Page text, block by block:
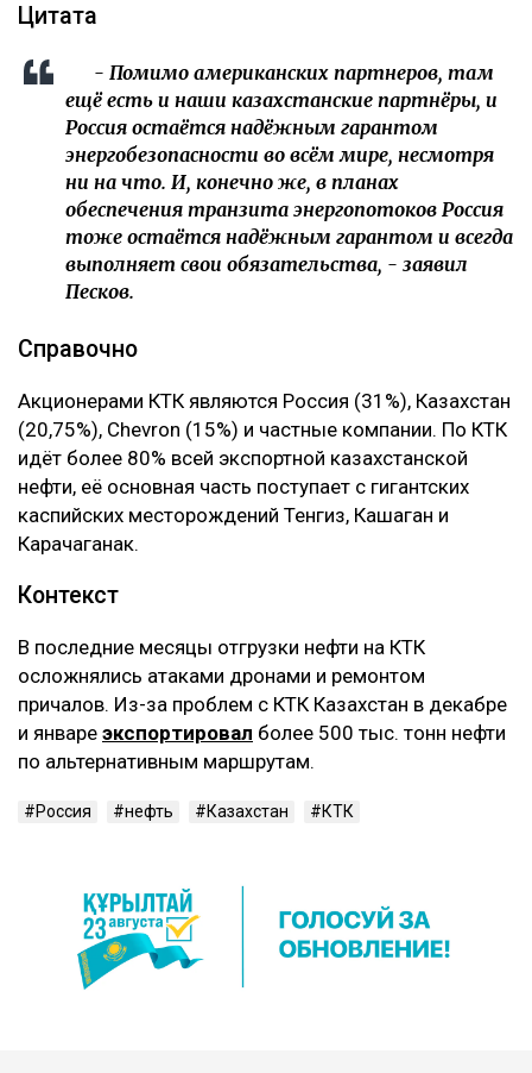
‎Цитата
‎- Помимо американских партнеров, там
ещё есть и наши казахстанские партнёры, и
Россия остаётся надёжным гарантом
энергобезопасности во ‌всём мире, несмотря
ни на что. И, конечно же, в планах
обеспечения транзита энергопотоков Россия
тоже остаётся надёжным ‌гарантом и всегда
выполняет свои обязательства, - заявил
Песков.
‎Справочно
‎Акционерами КТК являются Россия (31%), Казахстан
(20,75%), Chevron (15%) и частные компании. По КТК
идёт более 80% всей экспортной казахстанской
нефти, её основная часть поступает с гигантских
каспийских месторождений Тенгиз, Кашаган и
Карачаганак.
‎Контекст
‎В последние месяцы отгрузки нефти на КТК
осложнялись атаками дронами и ремонтом
причалов. Из-за проблем с КТК Казахстан в декабре
и январе экспортировал более 500 тыс. тонн нефти
по альтернативным маршрутам.
Россия нефть Казахстан КТК